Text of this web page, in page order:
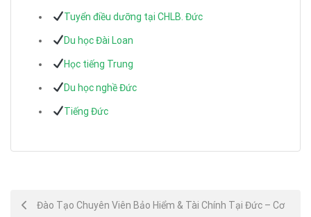
Tuyển điều dưỡng tại CHLB. Đức
Du học Đài Loan
Học tiếng Trung
Du học nghề Đức
Tiếng Đức
PostĐào Tạo Chuyên Viên Bảo Hiểm & Tài Chính Tại Đức – Cơ